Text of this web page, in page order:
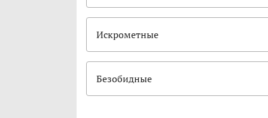
Искрометные
Безобидные